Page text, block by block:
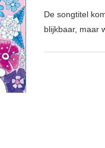
De songtitel
blijkbaar, maar